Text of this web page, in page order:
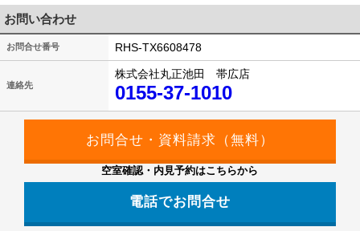
お問い合わせ
お問合せ番号 RHS-TX6608478
連絡先
株式会社丸正池田 帯広店
0155-37-1010
空室確認・内見予約はこちらから
電話でお問合せ